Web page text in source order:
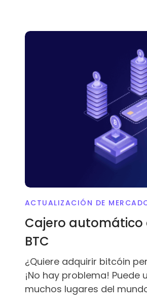
ACTUALIZACIÓN DE
Cajero automático
BTC
¿Quiere adquirir bitcóin
¡No hay problema!
muchos lugares del